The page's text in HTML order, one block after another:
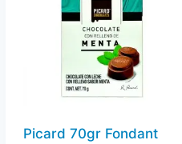
pz
cantidad
Picard 70gr Fondant